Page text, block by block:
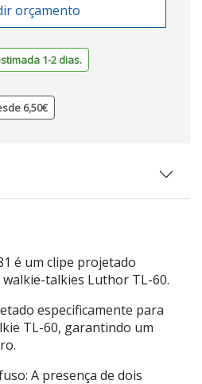
orçamento
1-2 dias.
6,50€
é um clipe projetado
talkies Luthor TL-60.
especificamente para
TL-60, garantindo um
A presença de dois